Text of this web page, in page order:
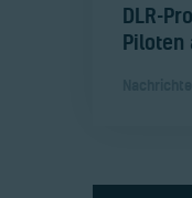
​DLR-
Piloten